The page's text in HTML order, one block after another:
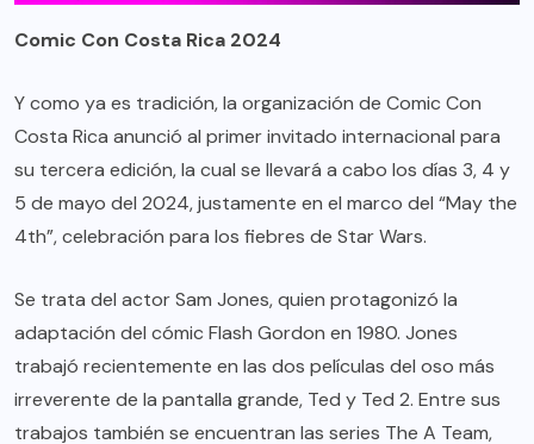
Comic Con Costa Rica 2024
Y como ya es tradición, la organización de Comic Con
Costa Rica anunció al primer invitado internacional para
su tercera edición, la cual se llevará a cabo los días 3, 4 y
5 de mayo del 2024, justamente en el marco del “May the
4th”, celebración para los fiebres de Star Wars.
Se trata del actor Sam Jones, quien protagonizó la
adaptación del cómic Flash Gordon en 1980. Jones
trabajó recientemente en las dos películas del oso más
irreverente de la pantalla grande, Ted y Ted 2. Entre sus
trabajos también se encuentran las series The A Team,